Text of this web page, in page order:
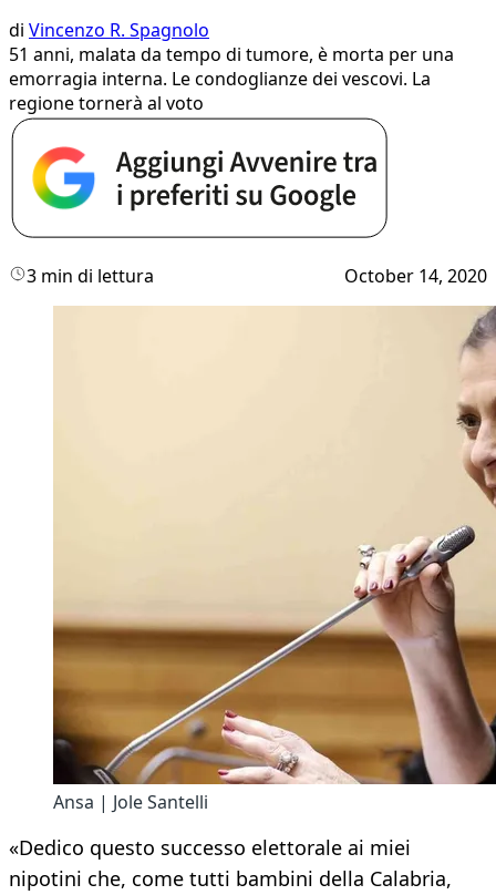
di Vincenzo R. Spagnolo
51 anni, malata da tempo di tumore, è morta per una
emorragia interna. Le condoglianze dei vescovi. La
regione tornerà al voto
3 min di lettura October 14, 2020
Ansa | Jole Santelli
«Dedico questo successo elettorale ai miei
nipotini che, come tutti bambini della Calabria,